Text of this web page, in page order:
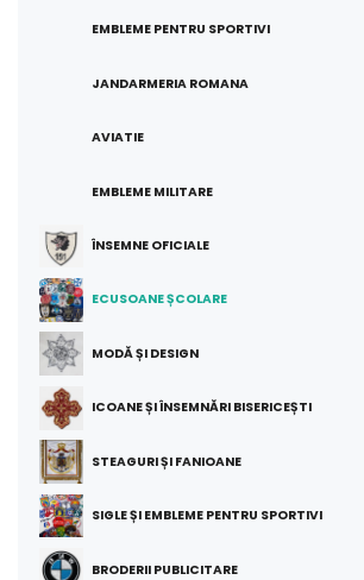
EMBLEME PENTRU SPORTIVI
JANDARMERIA ROMANA
AVIATIE
EMBLEME MILITARE
ÎNSEMNE OFICIALE
ECUSOANE ȘCOLARE
MODĂ ȘI DESIGN
ICOANE ȘI ÎNSEMNĂRI BISERICEȘTI
STEAGURI ȘI FANIOANE
SIGLE ȘI EMBLEME PENTRU SPORTIVI
BRODERII PUBLICITARE